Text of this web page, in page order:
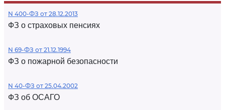
N 400-ФЗ от 28.12.2013
ФЗ о страховых пенсиях
N 69-ФЗ от 21.12.1994
ФЗ о пожарной безопасности
N 40-ФЗ от 25.04.2002
ФЗ об ОСАГО